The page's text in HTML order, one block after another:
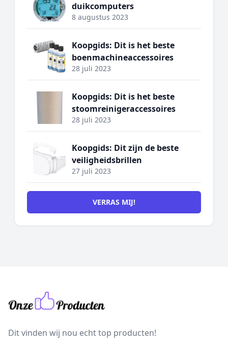
duikcomputers
8 augustus 2023
Koopgids: Dit is het beste
boenmachineaccessoires
28 juli 2023
Koopgids: Dit is het beste
stoomreinigeraccessoires
28 juli 2023
Koopgids: Dit zijn de beste
veiligheidsbrillen
27 juli 2023
VERRAS MIJ!
Dit vinden wij nou echt top producten!